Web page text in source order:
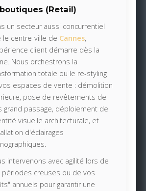
(Retail)
un secteur aussi concurrentiel
le centre-ville de Cannes,
client démarre dès la
Nous orchestrons la
totale ou le re-styling
espaces de vente : démolition
pose de revêtements de
grand passage, déploiement de
visuelle architecturale, et
d'éclairages
intervenons avec agilité lors de
périodes creuses ou de vos
annuels pour garantir une